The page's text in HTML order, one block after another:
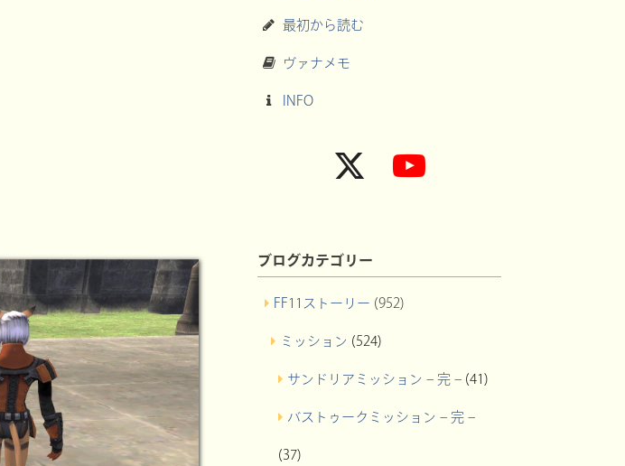
最初から読む
ヴァナメモ
INFO
ブログカテゴリー
FF11ストーリー (952)
ミッション (524)
サンドリアミッション – 完 –(41)
バストゥークミッション – 完 –
(37)